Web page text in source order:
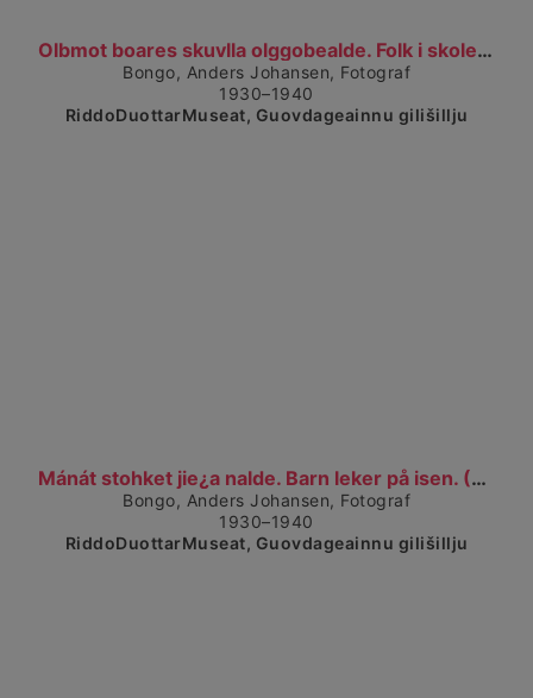
Olbmot boares skuvlla olggobealde. Folk i skolegå...
Čájet dárkkes dieđuid
Bongo, Anders Johansen, Fotograf
1930–1940
RiddoDuottarMuseat, Guovdageainnu gilišillju
Mánát stohket jie¿a nalde. Barn leker på isen. (19...
Čájet dárkkes dieđuid
Bongo, Anders Johansen, Fotograf
1930–1940
RiddoDuottarMuseat, Guovdageainnu gilišillju